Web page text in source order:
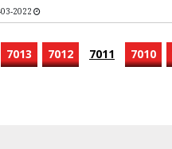
7010
7011
7012
7013